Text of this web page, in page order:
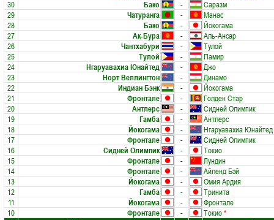
30
Бако -
Саразм
29
Чатуранга -
Манас
28
Бако -
Йокогама
27
Ак-Бура -
Аль-Ансар
26
Чантхабури -
Тулой
25
Тулой -
Памир
24
Нгаруавахиа Юнайтед -
Джо
23
Норт Веллингтон -
Динамо
22
Индиан Бэнк -
Йокогама
21
Фронтале -
Голден Стар
20
Антлерс -
Сидней Олимпик
19
Гамба -
Антлерс
18
Йокогама -
Нгаруавахиа Юнайтед
17
Фронтале -
Сидней Олимпик
16
Сидней Олимпик -
Токио
15
Фронтале -
Лундин
14
Фронтале -
Айленд Бэй
13
Йокогама -
Омия Ардия
12
Гамба -
Тринита
11
Йокогама -
Фронтале
10
Фронтале - Токио*